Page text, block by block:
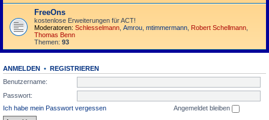
FreeOns
kostenlose Erweiterungen für ACT!
Moderatoren: Schlesselmann Amrou mtimmermann Robert Schellmann
Thomas Benn
Themen: 93
ANMELDEN • REGISTRIEREN
Benutzername:
Passwort:
Ich habe mein Passwort vergessen
Angemeldet bleiben